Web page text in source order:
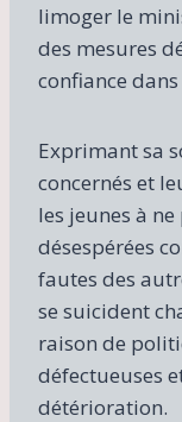
limoger le
des mesures
confiance
Exprimant sa
concernés et
les jeunes à
désespérées
fautes des
se suicident
raison de
défectueuses
détérioration.